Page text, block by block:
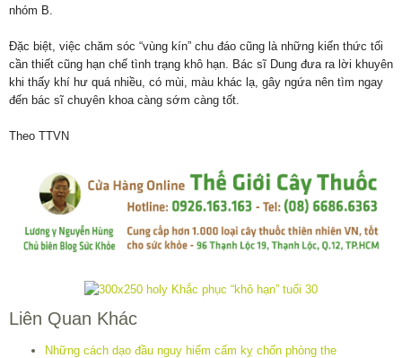
nhóm B.
Đặc biệt, việc chăm sóc “vùng kín” chu đáo cũng là những kiến thức tối
cần thiết cũng hạn chế tình trạng khô hạn. Bác sĩ Dung đưa ra lời khuyên
khi thấy khí hư quá nhiều, có mùi, màu khác lạ, gây ngứa nên tìm ngay
đến bác sĩ chuyên khoa càng sớm càng tốt.
Theo TTVN
Liên Quan Khác
Những cách dạo đầu nguy hiểm cấm kỵ chốn phòng the